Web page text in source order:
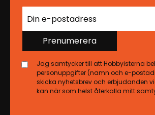
Prenumerera
Jag samtycker till att Hobbyisterna
personuppgifter (namn och e-
skicka nyhetsbrev och erbjudanden
kan när som helst återkalla mitt